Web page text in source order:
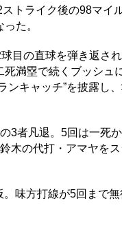
トライク後の98マイ
た。
目の直球を弾き返さ
満塁で続くブッシュ
キャッチ”を披露し
者凡退。5回は一死
木の代打・アマヤを
味方打線が5回まで